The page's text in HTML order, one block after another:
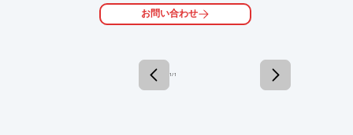
■表面に適度な凹凸がある
■設置しやすく、部分取り換えも可能
■色(黄色、白、オレンジなど)は使用場所、用途によりご提案
お問い合わせ
1 / 1